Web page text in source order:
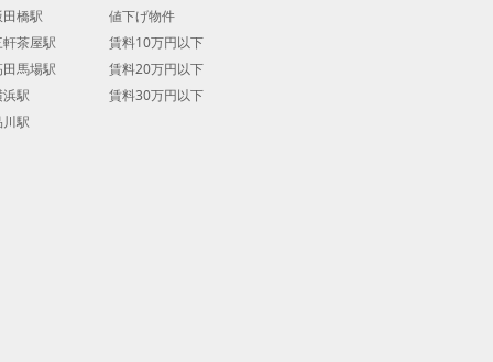
田橋駅
軒茶屋駅
田馬場駅
駅
駅
値下げ物件
賃料10万円以下
賃料20万円以下
賃料30万円以下